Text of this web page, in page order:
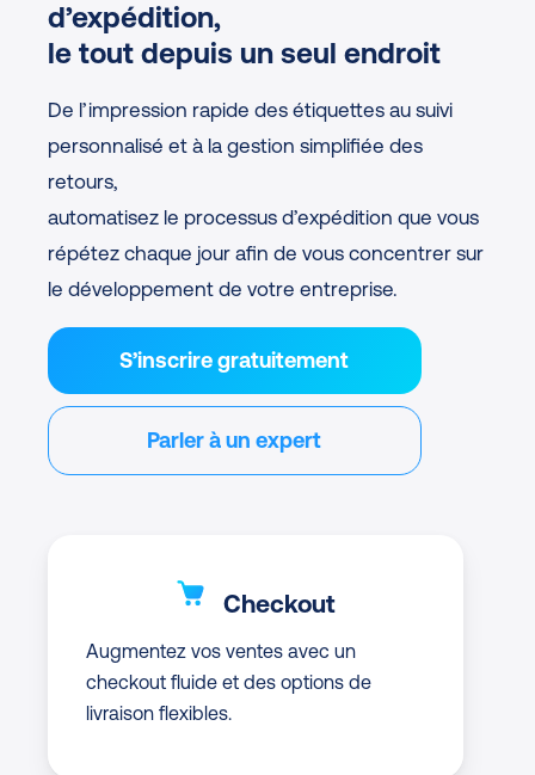
d’expédition,
le tout depuis un seul endroit
De l’impression rapide des étiquettes au suivi
personnalisé et à la gestion simplifiée des
retours,
automatisez le processus d’expédition que vous
répétez chaque jour afin de vous concentrer sur
le développement de votre entreprise.
S’inscrire gratuitement
Parler à un expert
Checkout
Augmentez vos ventes avec un
checkout fluide et des options de
livraison flexibles.